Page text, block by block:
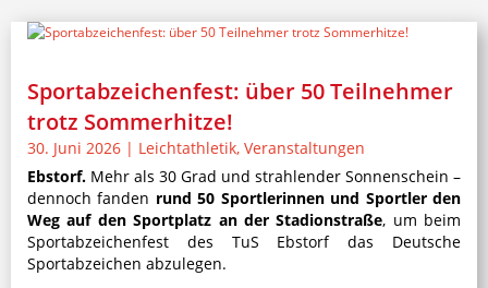
Sportabzeichenfest: über 50 Teilnehmer
trotz Sommerhitze!
30. Juni 2026 | Leichtathletik, Veranstaltungen
Ebstorf. Mehr als 30 Grad und strahlender Sonnenschein –
dennoch fanden rund 50 Sportlerinnen und Sportler den
Weg auf den Sportplatz an der Stadionstraße, um beim
Sportabzeichenfest des TuS Ebstorf das Deutsche
Sportabzeichen abzulegen.